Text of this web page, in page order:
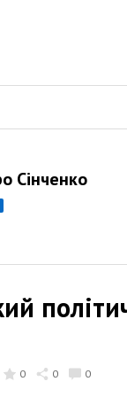
Сінченко
0 0 0